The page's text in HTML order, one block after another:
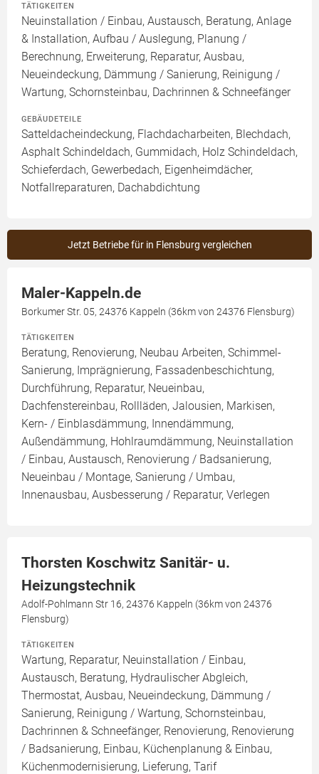
TÄTIGKEITEN
Neuinstallation / Einbau, Austausch, Beratung, Anlage
& Installation, Aufbau / Auslegung, Planung /
Berechnung, Erweiterung, Reparatur, Ausbau,
Neueindeckung, Dämmung / Sanierung, Reinigung /
Wartung, Schornsteinbau, Dachrinnen & Schneefänger
GEBÄUDETEILE
Satteldacheindeckung, Flachdacharbeiten, Blechdach,
Asphalt Schindeldach, Gummidach, Holz Schindeldach,
Schieferdach, Gewerbedach, Eigenheimdächer,
Notfallreparaturen, Dachabdichtung
Jetzt Betriebe für in Flensburg vergleichen
Maler-Kappeln.de
Borkumer Str. 05, 24376 Kappeln (36km von 24376 Flensburg)
TÄTIGKEITEN
Beratung, Renovierung, Neubau Arbeiten, Schimmel-
Sanierung, Imprägnierung, Fassadenbeschichtung,
Durchführung, Reparatur, Neueinbau,
Dachfenstereinbau, Rollläden, Jalousien, Markisen,
Kern- / Einblasdämmung, Innendämmung,
Außendämmung, Hohlraumdämmung, Neuinstallation
/ Einbau, Austausch, Renovierung / Badsanierung,
Neueinbau / Montage, Sanierung / Umbau,
Innenausbau, Ausbesserung / Reparatur, Verlegen
Thorsten Koschwitz Sanitär- u.
Heizungstechnik
Adolf-Pohlmann Str 16, 24376 Kappeln (36km von 24376
Flensburg)
TÄTIGKEITEN
Wartung, Reparatur, Neuinstallation / Einbau,
Austausch, Beratung, Hydraulischer Abgleich,
Thermostat, Ausbau, Neueindeckung, Dämmung /
Sanierung, Reinigung / Wartung, Schornsteinbau,
Dachrinnen & Schneefänger, Renovierung, Renovierung
/ Badsanierung, Einbau, Küchenplanung & Einbau,
Küchenmodernisierung, Lieferung, Tarif